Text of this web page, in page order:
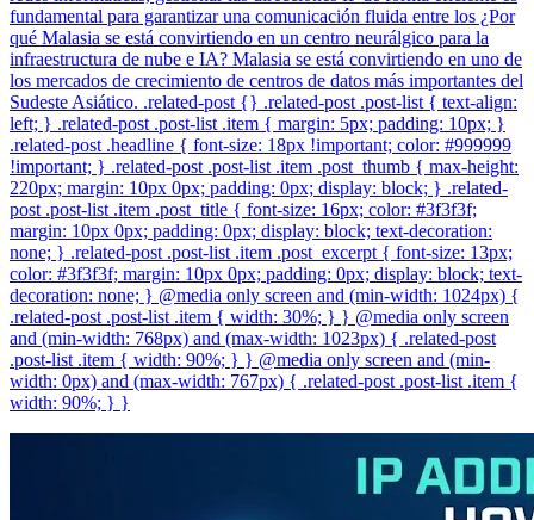
fundamental para garantizar una comunicación fluida entre los ¿Por
qué Malasia se está convirtiendo en un centro neurálgico para la
infraestructura de nube e IA? Malasia se está convirtiendo en uno de
los mercados de crecimiento de centros de datos más importantes del
Sudeste Asiático. .related-post {} .related-post .post-list { text-align:
left; } .related-post .post-list .item { margin: 5px; padding: 10px; }
.related-post .headline { font-size: 18px !important; color: #999999
!important; } .related-post .post-list .item .post_thumb { max-height:
220px; margin: 10px 0px; padding: 0px; display: block; } .related-
post .post-list .item .post_title { font-size: 16px; color: #3f3f3f;
margin: 10px 0px; padding: 0px; display: block; text-decoration:
none; } .related-post .post-list .item .post_excerpt { font-size: 13px;
color: #3f3f3f; margin: 10px 0px; padding: 0px; display: block; text-
decoration: none; } @media only screen and (min-width: 1024px) {
.related-post .post-list .item { width: 30%; } } @media only screen
and (min-width: 768px) and (max-width: 1023px) { .related-post
.post-list .item { width: 90%; } } @media only screen and (min-
width: 0px) and (max-width: 767px) { .related-post .post-list .item {
width: 90%; } }